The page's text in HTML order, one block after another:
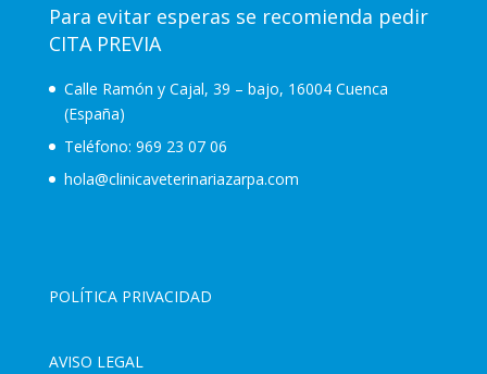
Para evitar esperas se recomienda pedir
CITA PREVIA
Calle Ramón y Cajal, 39 – bajo, 16004 Cuenca
(España)
Teléfono: 969 23 07 06
hola@clinicaveterinariazarpa.com
POLÍTICA PRIVACIDAD
AVISO LEGAL